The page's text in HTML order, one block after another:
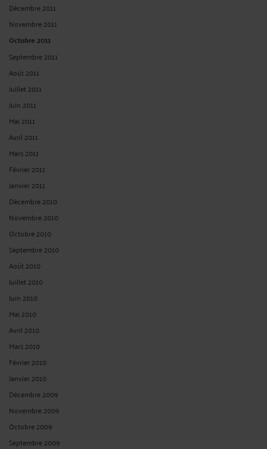
Décembre 2011
Novembre 2011
Octobre 2011
Septembre 2011
Août 2011
Juillet 2011
Juin 2011
Mai 2011
Avril 2011
Mars 2011
Février 2011
Janvier 2011
Décembre 2010
Novembre 2010
Octobre 2010
Septembre 2010
Août 2010
Juillet 2010
Juin 2010
Mai 2010
Avril 2010
Mars 2010
Février 2010
Janvier 2010
Décembre 2009
Novembre 2009
Octobre 2009
Septembre 2009